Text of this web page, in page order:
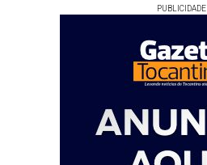
PUBLICIDADE